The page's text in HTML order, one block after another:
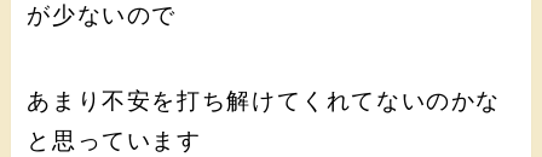
が少ないので
あまり不安を打ち解けてくれてないのかな
と思っています